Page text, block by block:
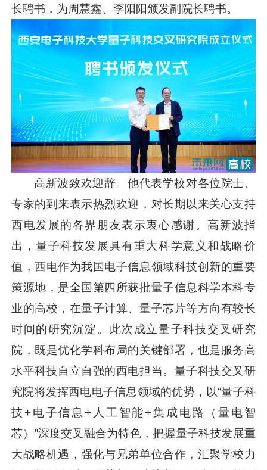
长聘书，为周慧鑫、李阳阳颁发副院长聘书。
高新波致欢迎辞。他代表学校对各位院士、
专家的到来表示热烈欢迎，对长期以来关心支持
西电发展的各界朋友表示衷心感谢。高新波指
出，量子科技发展具有重大科学意义和战略价
值，西电作为我国电子信息领域科技创新的重要
策源地，是全国第四所获批量子信息科学本科专
业的高校，在量子计算、量子芯片等方向有较长
时间的研究沉淀。此次成立量子科技交叉研究
院，既是优化学科布局的关键部署，也是服务高
水平科技自立自强的西电担当。量子科技交叉研
究院将发挥西电电子信息领域的优势，以“量子科
技+电子信息+人工智能+集成电路（量电智
芯）”深度交叉融合为特色，把握量子科技发展重
大战略机遇，强化与兄弟单位合作，汇聚学校力